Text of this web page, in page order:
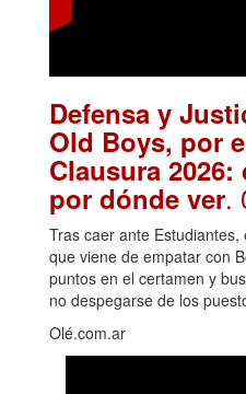
Defensa y
Old Boys, por
Clausura
por dónde ver.
Tras caer ante
que viene de empatar con
puntos en el certamen y
no despegarse de los
Olé.com.ar